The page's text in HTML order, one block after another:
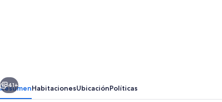
Siguiente
41+
ResumenHabitacionesUbicaciónPolíticas